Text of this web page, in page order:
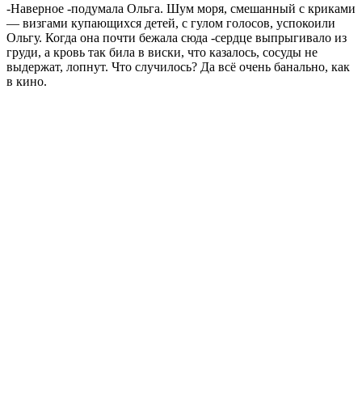
-Наверное -подумала Ольга. Шум моря, смешанный с криками
— визгами купающихся детей, с гулом голосов, успокоили
Ольгу. Когда она почти бежала сюда -сердце выпрыгивало из
груди, а кровь так била в виски, что казалось, сосуды не
выдержат, лопнут. Что случилось? Да всё очень банально, как
в кино.